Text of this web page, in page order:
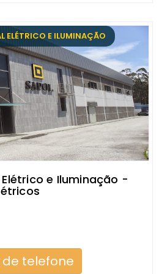
ELÉTRICO E ILUMINAÇÃO
e Iluminação -
telefone